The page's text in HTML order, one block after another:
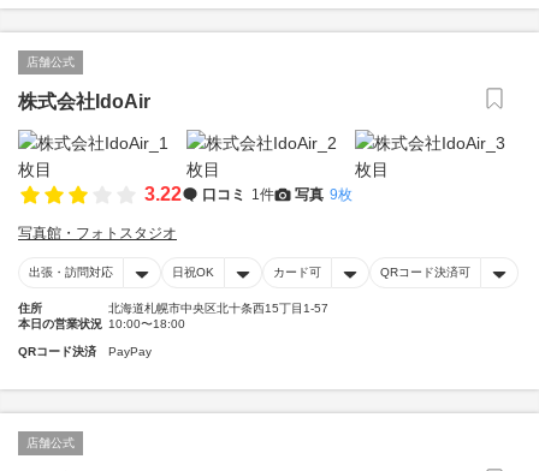
店舗公式
株式会社IdoAir
3.22 口コミ 1件 写真 9枚
写真館・フォトスタジオ
出張・訪問対応 日祝OK カード可 QRコード決済可
住所
北海道札幌市中央区北十条西15丁目1-57
本日の営業状況 10:00〜18:00
QRコード決済 PayPay
店舗公式